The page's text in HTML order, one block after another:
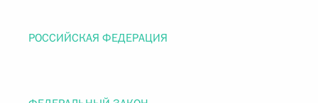
РОССИЙСКАЯ ФЕДЕРАЦИЯ